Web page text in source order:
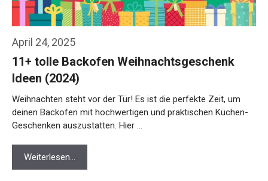
April 24, 2025
11+ tolle Backofen Weihnachtsgeschenk
Ideen (2024)
Weihnachten steht vor der Tür! Es ist die perfekte Zeit, um
deinen Backofen mit hochwertigen und praktischen Küchen-
Geschenken auszustatten. Hier …
Weiterlesen…